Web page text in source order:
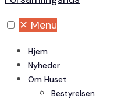
✕ Menu
Hjem
Nyheder
Om Huset
Bestyrelsen